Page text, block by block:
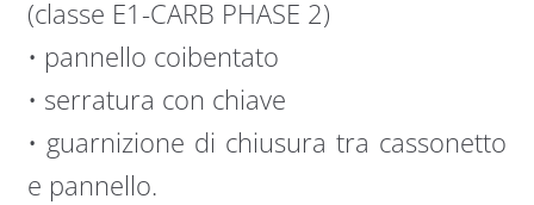
(classe E1-CARB PHASE 2)
• pannello coibentato
• serratura con chiave
• guarnizione di chiusura tra cassonetto
e pannello.